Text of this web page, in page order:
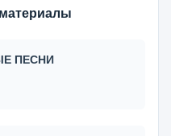
ПЕСНИ